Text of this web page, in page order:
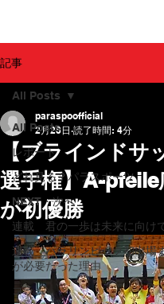
記事
All Posts
レポート
どれ見る？パラスポーツ
NEXT・次へ
連載 君の一歩は未来に向け
連載 パラリンピック初出場
が必要だった理由
コラム
All Posts
【ブラインドサ
選手権】A-pfeile
が初優勝
paraspoofficial
2月28日 読了時間: 4分